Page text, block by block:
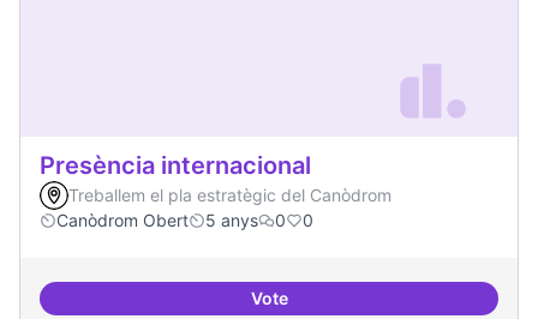
Presència internacional
Treballem el pla estratègic del Canòdrom
Canòdrom Obert
5 anys 0 0
VotePresència internacional